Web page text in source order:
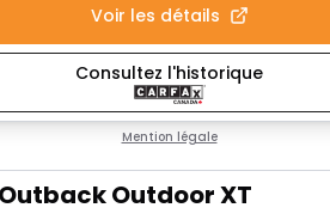
Voir les détails
Consultez l'historique
Mention légale
Outdoor XT